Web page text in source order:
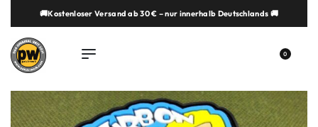
springen🚚Kostenloser Versand ab 30 € – nur innerhalb Deutschlands 🚚
0